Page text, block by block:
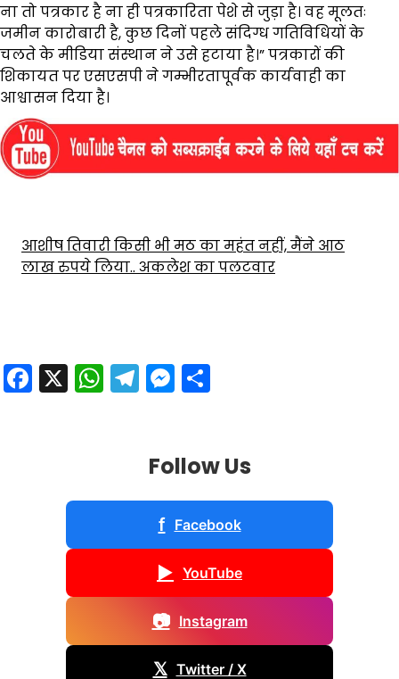
ना तो पत्रकार है ना ही पत्रकारिता पेशे से जुड़ा है। वह मूलतः
जमीन कारोबारी है, कुछ दिनों पहले संदिग्ध गतिविधियों के
चलते के मीडिया संस्थान ने उसे हटाया है।” पत्रकारों की
शिकायत पर एसएसपी ने गम्भीरतापूर्वक कार्यवाही का
आश्वासन दिया है।
आशीष तिवारी किसी भी मठ का महंत नहीं, मैंने आठ
लाख रुपये लिया.. अकलेश का पलटवार
Facebook
X WhatsApp
Telegram
Messenger
Follow Us
f Facebook
▶ YouTube
📷 Instagram
𝕏 Twitter / X